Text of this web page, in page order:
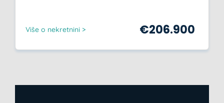
Više o nekretnini > €206.900